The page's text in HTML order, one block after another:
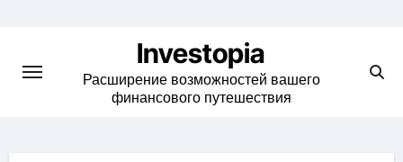
content
Investopia
Расширение возможностей вашего
финансового путешествия